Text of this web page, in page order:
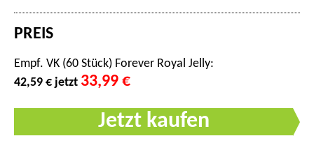
PREIS
Empf. VK (60 Stück) Forever Royal Jelly:
42,59 € jetzt 33,99 €
Jetzt kaufen